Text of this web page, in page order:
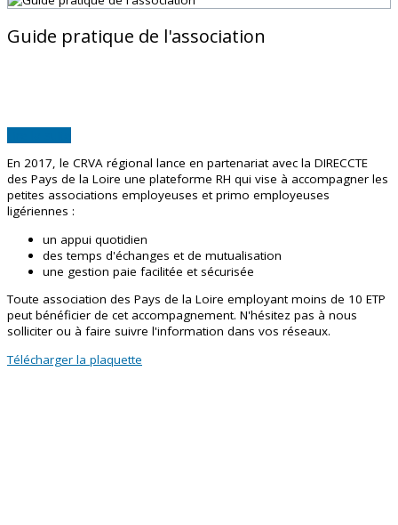
Guide pratique de l'association
En 2017, le CRVA régional lance en partenariat avec la DIRECCTE
des Pays de la Loire une plateforme RH qui vise à accompagner les
petites associations employeuses et primo employeuses
ligériennes :
un appui quotidien
des temps d'échanges et de mutualisation
une gestion paie facilitée et sécurisée
Toute association des Pays de la Loire employant moins de 10 ETP
peut bénéficier de cet accompagnement. N'hésitez pas à nous
solliciter ou à faire suivre l'information dans vos réseaux.
Télécharger la plaquette